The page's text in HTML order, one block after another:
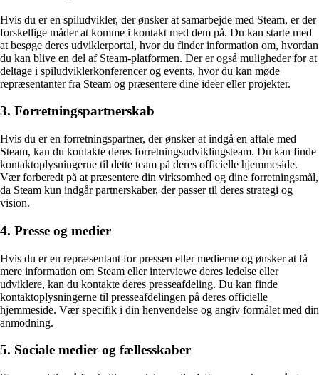
Hvis du er en spiludvikler, der ønsker at samarbejde med Steam, er der
forskellige måder at komme i kontakt med dem på. Du kan starte med
at besøge deres udviklerportal, hvor du finder information om, hvordan
du kan blive en del af Steam-platformen. Der er også muligheder for at
deltage i spiludviklerkonferencer og events, hvor du kan møde
repræsentanter fra Steam og præsentere dine ideer eller projekter.
3. Forretningspartnerskab
Hvis du er en forretningspartner, der ønsker at indgå en aftale med
Steam, kan du kontakte deres forretningsudviklingsteam. Du kan finde
kontaktoplysningerne til dette team på deres officielle hjemmeside.
Vær forberedt på at præsentere din virksomhed og dine forretningsmål,
da Steam kun indgår partnerskaber, der passer til deres strategi og
vision.
4. Presse og medier
Hvis du er en repræsentant for pressen eller medierne og ønsker at få
mere information om Steam eller interviewe deres ledelse eller
udviklere, kan du kontakte deres presseafdeling. Du kan finde
kontaktoplysningerne til presseafdelingen på deres officielle
hjemmeside. Vær specifik i din henvendelse og angiv formålet med din
anmodning.
5. Sociale medier og fællesskaber